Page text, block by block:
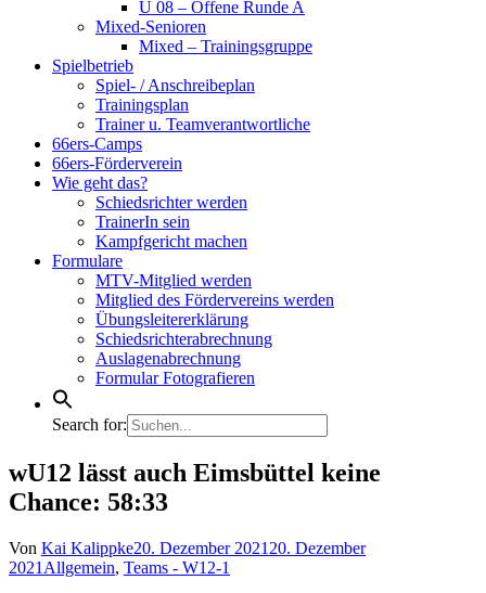
U 08 – Offene Runde A
Mixed-Senioren
Mixed – Trainingsgruppe
Spielbetrieb
Spiel- / Anschreibeplan
Trainingsplan
Trainer u. Teamverantwortliche
66ers-Camps
66ers-Förderverein
Wie geht das?
Schiedsrichter werden
TrainerIn sein
Kampfgericht machen
Formulare
MTV-Mitglied werden
Mitglied des Fördervereins werden
Übungsleitererklärung
Schiedsrichterabrechnung
Auslagenabrechnung
Formular Fotografieren
Search for:
wU12 lässt auch Eimsbüttel keine
Chance: 58:33
Von Kai Kalippke20. Dezember 2021 20. Dezember
2021 Allgemein, Teams - W12-1